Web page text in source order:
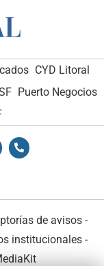
CYD Litoral
Puerto Negocios
de avisos -
institucionales-